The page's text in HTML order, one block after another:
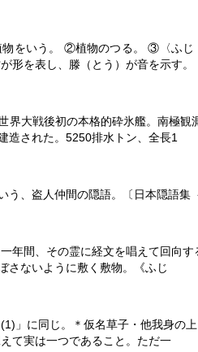
をいう。 ②植物のつる。 ③〈ふじ
形を表し、滕（とう）が音を示す。
界大戦後初の本格的砕氷艦。南極
造された。5250排水トン、全長1
う、盗人仲間の隠語。〔日本隠語集
一年間、その霊に経文を唱えて回向
さないように敷く敷物。《ふじ
」に同じ。＊仮名草子・他我身の
て実は一つであること。ただ一